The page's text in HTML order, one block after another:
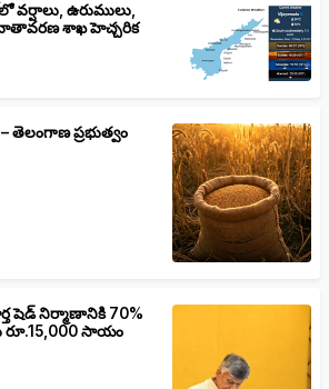
వర్షాలు, ఉరుములు,
వాతావరణ శాఖ హెచ్చరిక
ప్రభుత్వం
షెడ్ నిర్మాణానికి 70%
రూ.15,000 సాయం